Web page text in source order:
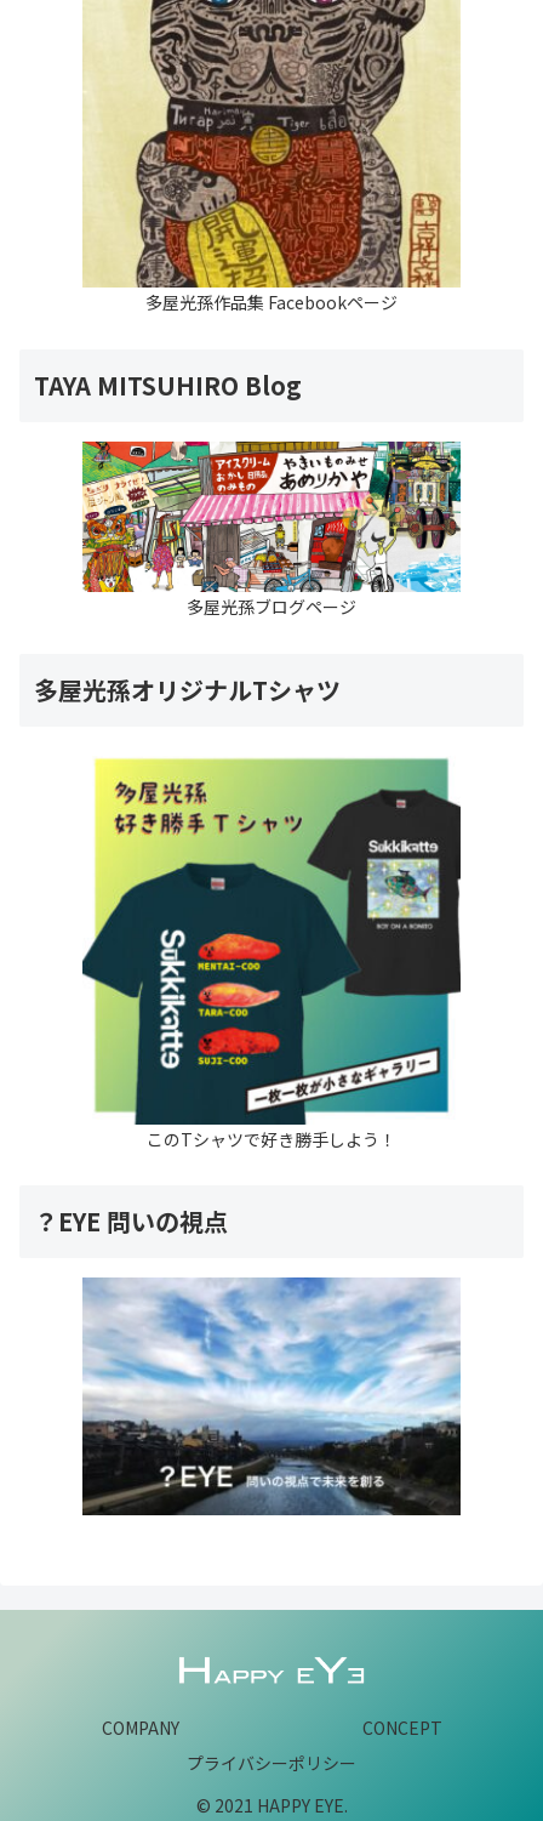
多屋光孫作品集 Facebookページ
TAYA MITSUHIRO Blog
多屋光孫ブログページ
多屋光孫オリジナルTシャツ
このTシャツで好き勝手しよう！
？EYE 問いの視点
COMPANY
CONCEPT
プライバシーポリシー
© 2021 HAPPY EYE.